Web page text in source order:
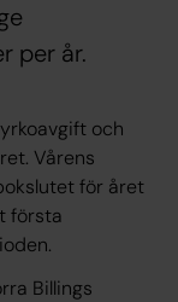
per år.
och
Vårens
för året
första
Billings